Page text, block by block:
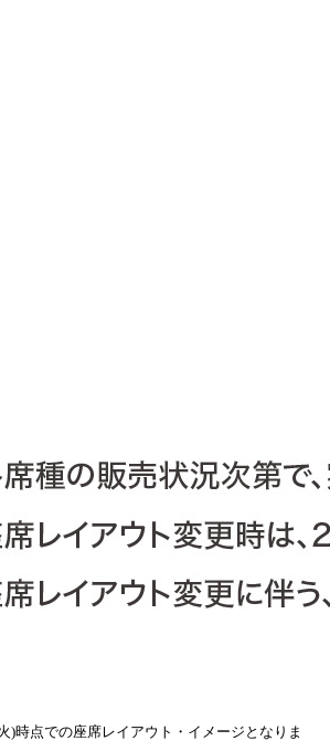
)時点での座席レイアウト・イメージとなりま